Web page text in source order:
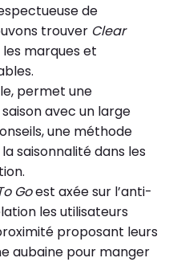
de
trouver Clear
marques et
permet une
avec un large
une méthode
saisonnalité dans les
Goest axée sur l’anti-
les utilisateurs
proposant leurs
aubaine pour manger